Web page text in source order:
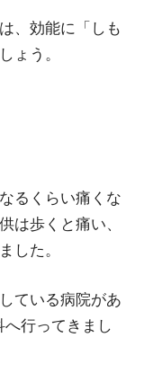
、効能に「しも
ょう。
るくらい痛くな
は歩くと痛い、
した。
ている病院があ
行ってきまし